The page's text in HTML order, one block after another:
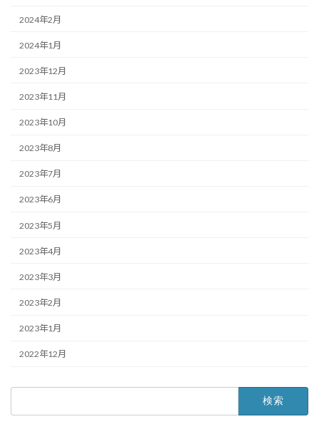
2024年2月
2024年1月
2023年12月
2023年11月
2023年10月
2023年8月
2023年7月
2023年6月
2023年5月
2023年4月
2023年3月
2023年2月
2023年1月
2022年12月